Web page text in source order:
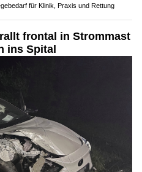
für Klinik, Praxis und Rettung
frontal in Strommast
ins Spital